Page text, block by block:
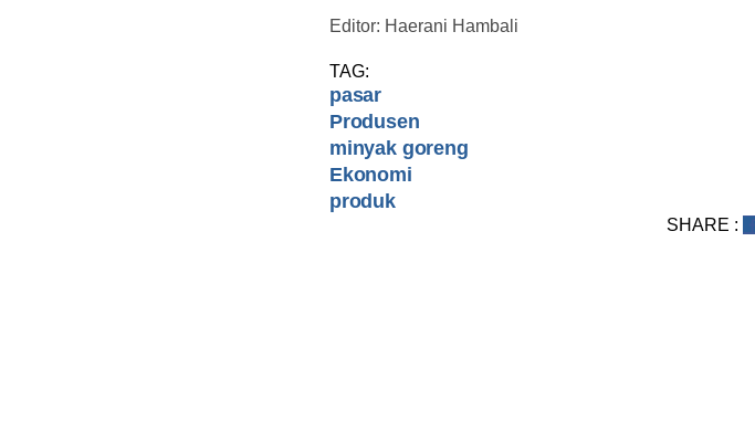
Editor: Haerani Hambali
TAG:
pasar
Produsen
minyak goreng
Ekonomi
produk
SHARE :